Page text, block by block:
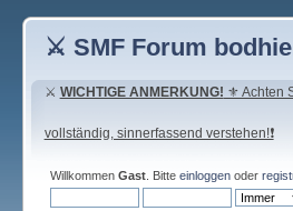
⚔ SMF Forum
⚔ WICHTIGE ANMERKUNG! ⚜ Achten
vollständig, sinnerfassend verstehen!❗
Willkommen Gast. Bitte einloggenoder